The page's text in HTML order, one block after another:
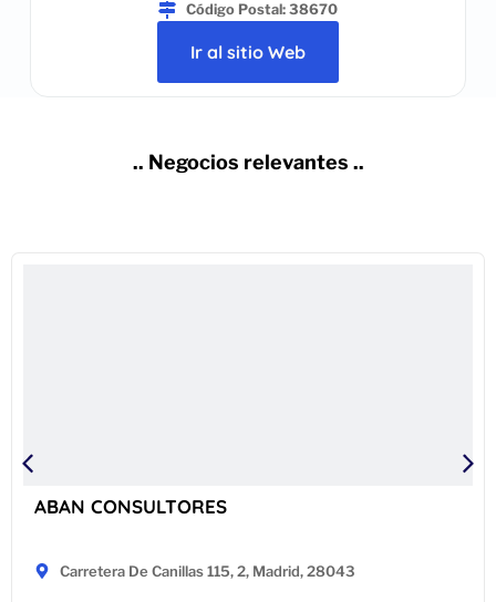
Código Postal: 38670
Ir al sitio Web
.. Negocios relevantes ..
CONSULTORES
De Canillas 115, 2, Madrid, 28043